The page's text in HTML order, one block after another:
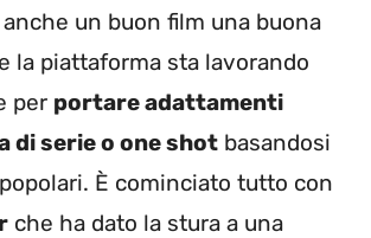
un buon film una buona
la piattaforma sta lavorando
per portare adattamenti
di serie o one shot basandosi
È cominciato tutto con
che ha dato la stura a una